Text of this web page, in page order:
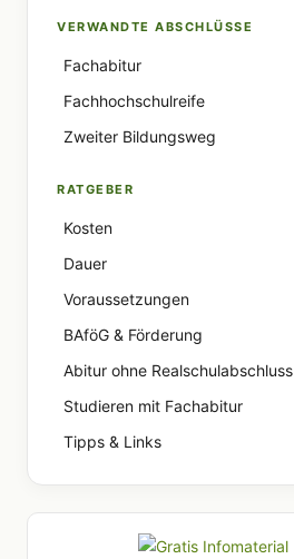
VERWANDTE ABSCHLÜSSE
Fachabitur
Fachhochschulreife
Zweiter Bildungsweg
RATGEBER
Kosten
Dauer
Voraussetzungen
BAföG & Förderung
Abitur ohne Realschulabschluss
Studieren mit Fachabitur
Tipps & Links